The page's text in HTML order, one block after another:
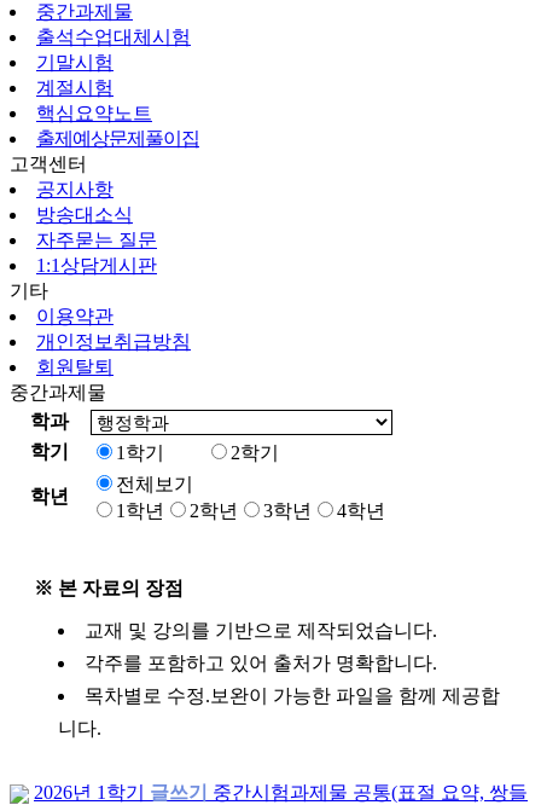
중간과제물
출석수업대체시험
기말시험
계절시험
핵심요약노트
출제예상문제풀이집
고객센터
공지사항
방송대소식
자주묻는 질문
1:1상담게시판
기타
이용약관
개인정보취급방침
회원탈퇴
중간과제물
학과
학기
1학기 2학기
학년
전체보기
1학년
2학년 3학년 4학년
※ 본 자료의 장점
교재 및 강의를 기반으로 제작되었습니다.
각주를 포함하고 있어 출처가 명확합니다.
목차별로 수정.보완이 가능한 파일을 함께 제공합
니다.
2026년 1학기 글쓰기 중간시험과제물 공통(표절 요약, 쌍들